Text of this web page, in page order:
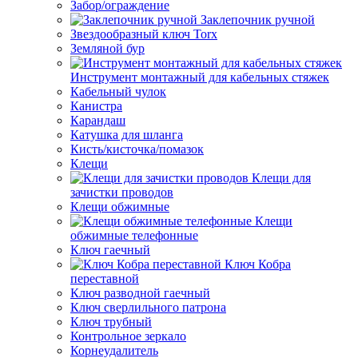
Забор/ограждение
Заклепочник ручной
Звездообразный ключ Torx
Земляной бур
Инструмент монтажный для кабельных стяжек
Кабельный чулок
Канистра
Карандаш
Катушка для шланга
Кисть/кисточка/помазок
Клещи
Клещи для
зачистки проводов
Клещи обжимные
Клещи
обжимные телефонные
Ключ гаечный
Ключ Кобра
переставной
Ключ разводной гаечный
Ключ сверлильного патрона
Ключ трубный
Контрольное зеркало
Корнеудалитель